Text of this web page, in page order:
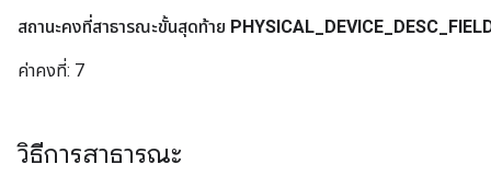
สถานะคงที่สาธารณะขั้นสุดท้าย PHYSICAL DEVICE DESC
ค่าคงที่: 7
วิธีการสาธารณะ